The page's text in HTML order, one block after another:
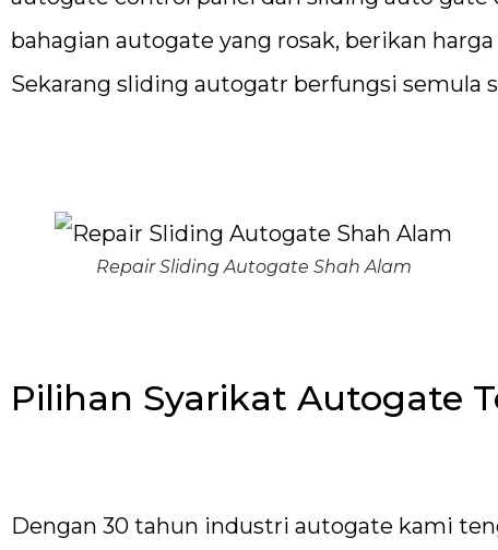
bahagian autogate yang rosak, berikan
Sekarang sliding autogatr berfungsi semula
Repair Sliding Autogate Shah Alam
Pilihan Syarikat Autogate
Dengan 30 tahun industri autogate kami